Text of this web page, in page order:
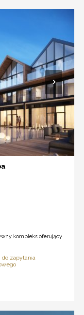
kompleks oferujący